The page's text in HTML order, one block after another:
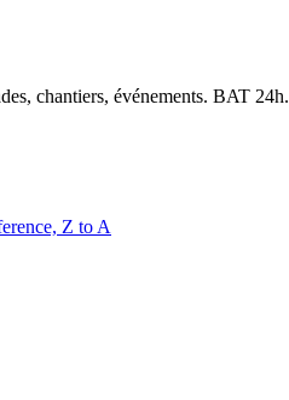
chantiers, événements. BAT 24h.
Z to A